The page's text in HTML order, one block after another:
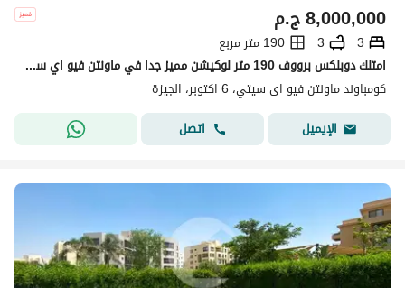
ج.م8,000,000
3
3
190 متر مربع
امتلك دوبلكس برووف 190 متر لوكيشن مميز جدا في ماونتن فيو اي سيتي اكتوبر
كومباوند ماونتن فيو اى سيتي، 6 اكتوبر، الجيزة
الإيميل
اتصل